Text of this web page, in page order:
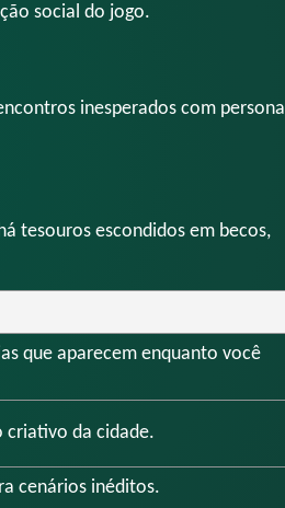
social do jogo.
inesperados com
tesouros escondidos em becos,
que aparecem enquanto você
criativo da cidade.
cenários inéditos.